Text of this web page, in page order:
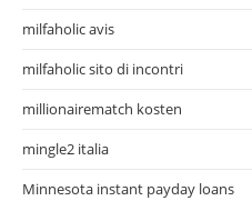
milfaholic avis
milfaholic sito di incontri
millionairematch kosten
mingle2 italia
Minnesota instant payday loans